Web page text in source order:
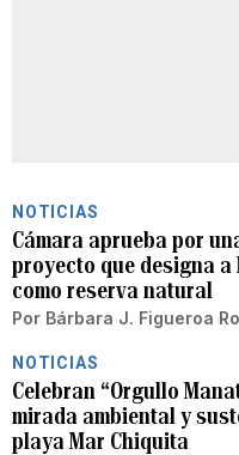
NOTICIAS
Cámara aprueba por
proyecto que designa a
como reserva natural
Por Bárbara J. Figueroa
NOTICIAS
Celebran “Orgullo
mirada ambiental y
playa Mar Chiquita